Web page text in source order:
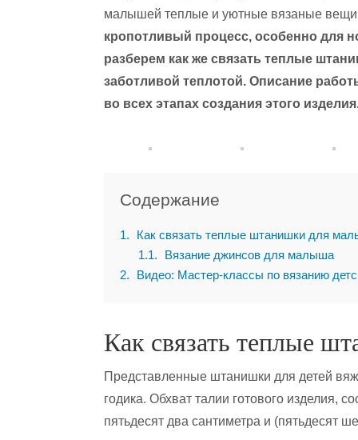
малышей теплые и уютные вязаные
кропотливый процесс, особенно для
разберем как же связать теплые
заботливой теплотой. Описание
во всех этапах создания этого
Содержание
1
Как связать теплые штанишки для
1.1
Вязание джинсов для малыша
2
Видео: Мастер-классы по вязанию
Как связать теплые
Представленные штанишки для детей
годика. Обхват талии готового изделия,
пятьдесят два сантиметра и (пятьдесят